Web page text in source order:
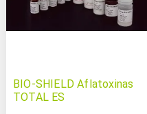
BIO-SHIELD Aflatoxinas
TOTAL ES